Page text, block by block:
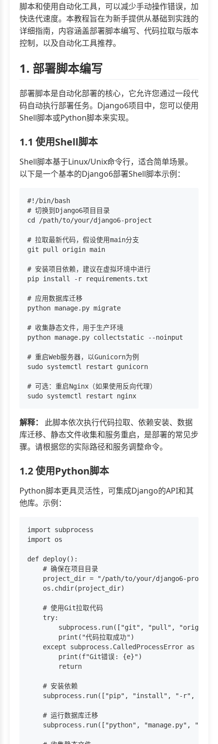
脚本和使用自动化工具，可以减少手动操作错误，加
快迭代速度。本教程旨在为新手提供从基础到实践的
详细指南，内容涵盖部署脚本编写、代码拉取与版本
控制，以及自动化工具推荐。
1. 部署脚本编写
部署脚本是自动化部署的核心，它允许您通过一段代
码自动执行部署任务。Django6项目中，您可以使用
Shell脚本或Python脚本来实现。
1.1 使用Shell脚本
Shell脚本基于Linux/Unix命令行，适合简单场景。
以下是一个基本的Django6部署Shell脚本示例：
#!/bin/bash
# 切换到Django6项目目录
cd /path/to/your/django6-project
# 拉取最新代码，假设使用main分支
git pull origin main
# 安装项目依赖，建议在虚拟环境中进行
pip install -r requirements.txt
# 应用数据库迁移
python manage.py migrate
# 收集静态文件，用于生产环境
python manage.py collectstatic --noinput
# 重启Web服务器，以Gunicorn为例
sudo systemctl restart gunicorn
# 可选：重启Nginx（如果使用反向代理）
解释：
此脚本依次执行代码拉取、依赖安装、数据
库迁移、静态文件收集和服务重启，是部署的常见步
骤。请根据您的实际路径和服务调整命令。
1.2 使用Python脚本
Python脚本更具灵活性，可集成Django的API和其
他库。示例：
import subprocess
import os
def deploy():
    # 确保在项目目录
    project_dir = "/path/to/your/django6-project"
    os.chdir(project_dir)
    # 使用Git拉取代码
    try:
subprocess.run(["git", "pull", "origin",
        print("代码拉取成功")
    except subprocess.CalledProcessError as e:
        print(f"Git错误: {e}")
        return
    # 安装依赖
subprocess.run(["pip", "install", "-r",
    # 运行数据库迁移
subprocess.run(["python", "manage.py",